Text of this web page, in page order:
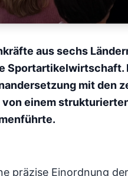
aus sechs
Sportartikelwirtschaft.
mit den
einem
präzise Einordnung